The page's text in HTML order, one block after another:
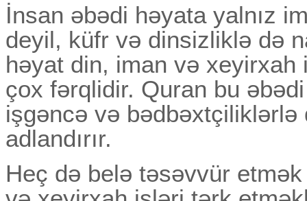
İnsan əbədi həyata yalnız
deyil, küfr və dinsizliklə də
həyat din, iman və
çox fərqlidir. Quran bu
işgəncə və
adlandırır.
Heç də belə təsəvvür